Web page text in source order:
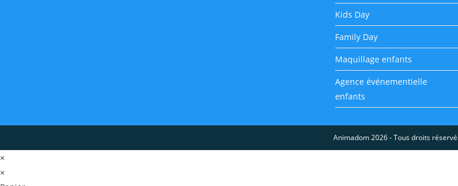
Kids Day
Family Day
Maquillage enfants
Agence événementielle
enfants
Animadom 2026 - Tous droits
×
×